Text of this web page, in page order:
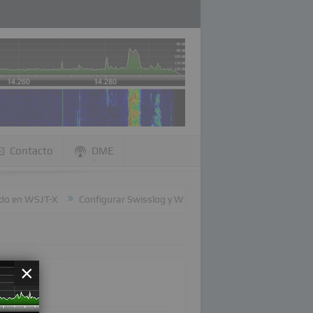
Contacto DME
WSJT-X Configurar Swisslog y WSJT-X
×